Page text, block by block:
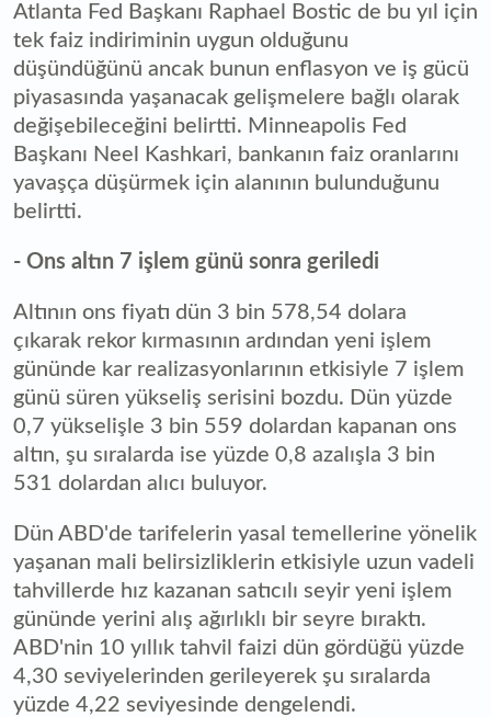
Atlanta Fed Başkanı Raphael Bostic de bu yıl için
tek faiz indiriminin uygun olduğunu
düşündüğünü ancak bunun enflasyon ve iş gücü
piyasasında yaşanacak gelişmelere bağlı olarak
değişebileceğini belirtti. Minneapolis Fed
Başkanı Neel Kashkari, bankanın faiz oranlarını
yavaşça düşürmek için alanının bulunduğunu
belirtti.
- Ons altın 7 işlem günü sonra geriledi
Altının ons fiyatı dün 3 bin 578,54 dolara
çıkarak rekor kırmasının ardından yeni işlem
gününde kar realizasyonlarının etkisiyle 7 işlem
günü süren yükseliş serisini bozdu. Dün yüzde
0,7 yükselişle 3 bin 559 dolardan kapanan ons
altın, şu sıralarda ise yüzde 0,8 azalışla 3 bin
531 dolardan alıcı buluyor.
Dün ABD'de tarifelerin yasal temellerine yönelik
yaşanan mali belirsizliklerin etkisiyle uzun vadeli
tahvillerde hız kazanan satıcılı seyir yeni işlem
gününde yerini alış ağırlıklı bir seyre bıraktı.
ABD'nin 10 yıllık tahvil faizi dün gördüğü yüzde
4,30 seviyelerinden gerileyerek şu sıralarda
yüzde 4,22 seviyesinde dengelendi.